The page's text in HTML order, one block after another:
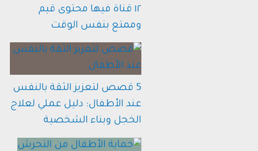
١٢ قناة فيها محتوى قيم
وممتع بنفس الوقت
5 قصص لتعزيز الثقة بالنفس
عند الأطفال: دليل عملي لعلاج
الخجل وبناء الشخصية